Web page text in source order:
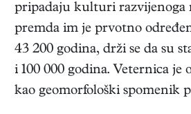
pripadaju kulturi razvijenoga
premda im je prvotno
43 200 godina, drži se da su
i 100 000 godina. Veternica je
kao geomorfološki spomenik